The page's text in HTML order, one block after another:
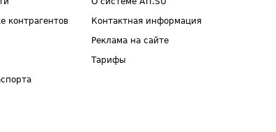
контрагентов
Контактная информация
Реклама на сайте
Тарифы